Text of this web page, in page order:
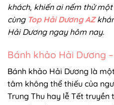
khách, khiến ai nếm thử
cùng Top Hải Dương AZ
Hải Dương ngay hôm nay.
Bánh khảo Hải Dương
Bánh khảo Hải Dương là
tâm không thể thiếu của
Trung Thu hay lễ Tết truyền